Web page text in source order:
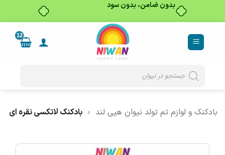
بدون ضامن، بدون سود
content
search
بادکنک و لوازم تم تولد نیوان هپی لند » بادکنک لاتکسی نقره ای